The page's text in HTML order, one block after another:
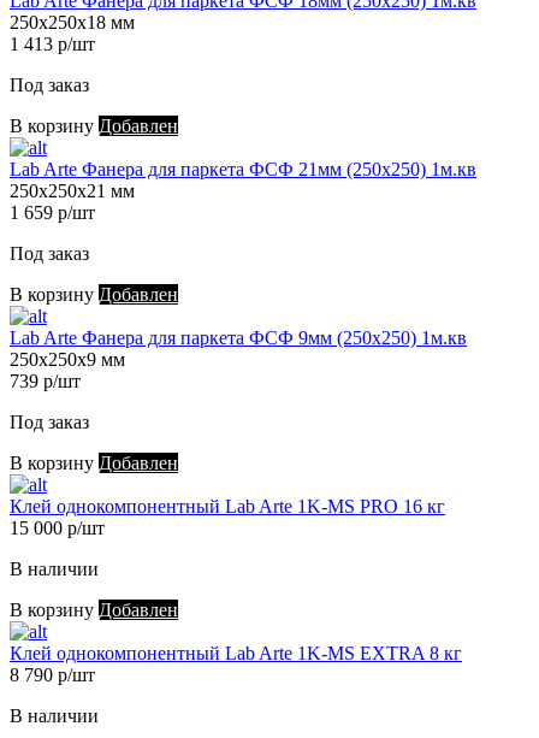
250х250х18 мм
1 413 р/шт
Под заказ
В корзину Добавлен
Lab Arte Фанера для паркета ФСФ 21мм (250х250) 1м.кв
250х250х21 мм
1 659 р/шт
Под заказ
В корзину Добавлен
Lab Arte Фанера для паркета ФСФ 9мм (250х250) 1м.кв
250х250х9 мм
739 р/шт
Под заказ
В корзину Добавлен
Клей однокомпонентный Lab Arte 1K-MS PRO 16 кг
15 000 р/шт
В наличии
В корзину Добавлен
Клей однокомпонентный Lab Arte 1K-MS EXTRA 8 кг
8 790 р/шт
В наличии